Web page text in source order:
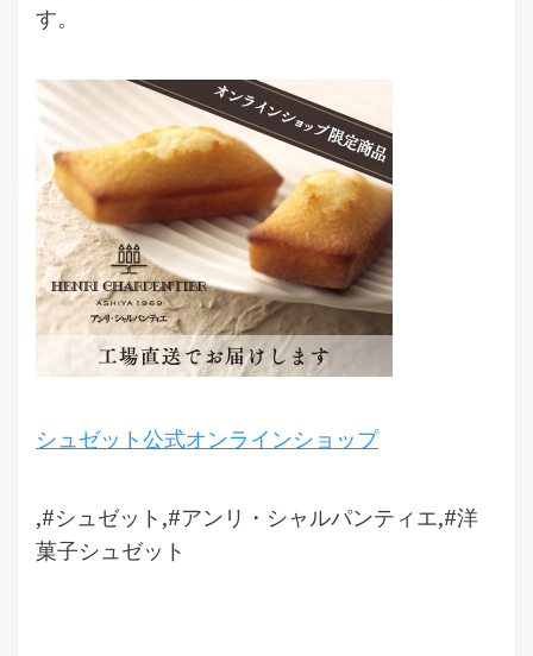
す。
シュゼット公式オンラインショップ
,#シュゼット,#アンリ・シャルパンティエ,#洋
菓子シュゼット